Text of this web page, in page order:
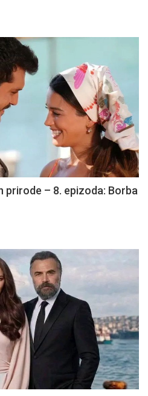
prirode – 8. epizoda: Borba